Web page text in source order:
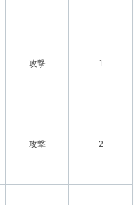
攻撃 1
攻撃 2